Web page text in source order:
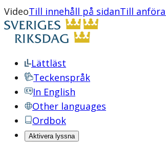
VideoTill innehåll på sidanTill
Lättläst
Teckenspråk
In English
Other languages
Ordbok
Aktivera lyssna